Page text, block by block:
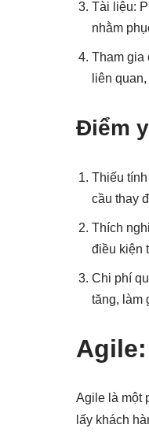
Tài liệu:
nhằm
Tham gia
liên
Điểm
Thiếu
cầu thay
Thích
điều kiện
Chi phí
tăng, làm
Agile:
Agile là một
lấy khách